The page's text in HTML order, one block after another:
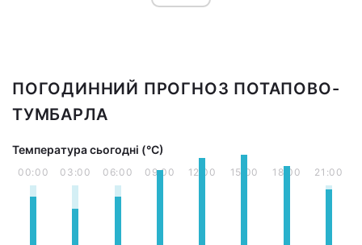
ПОГОДИННИЙ ПРОГНОЗ ПОТАПОВО-
ТУМБАРЛА
Температура сьогодні (°С)
00:00 03:00 06:00 09:00 12:00 15:00 18:00 21:00